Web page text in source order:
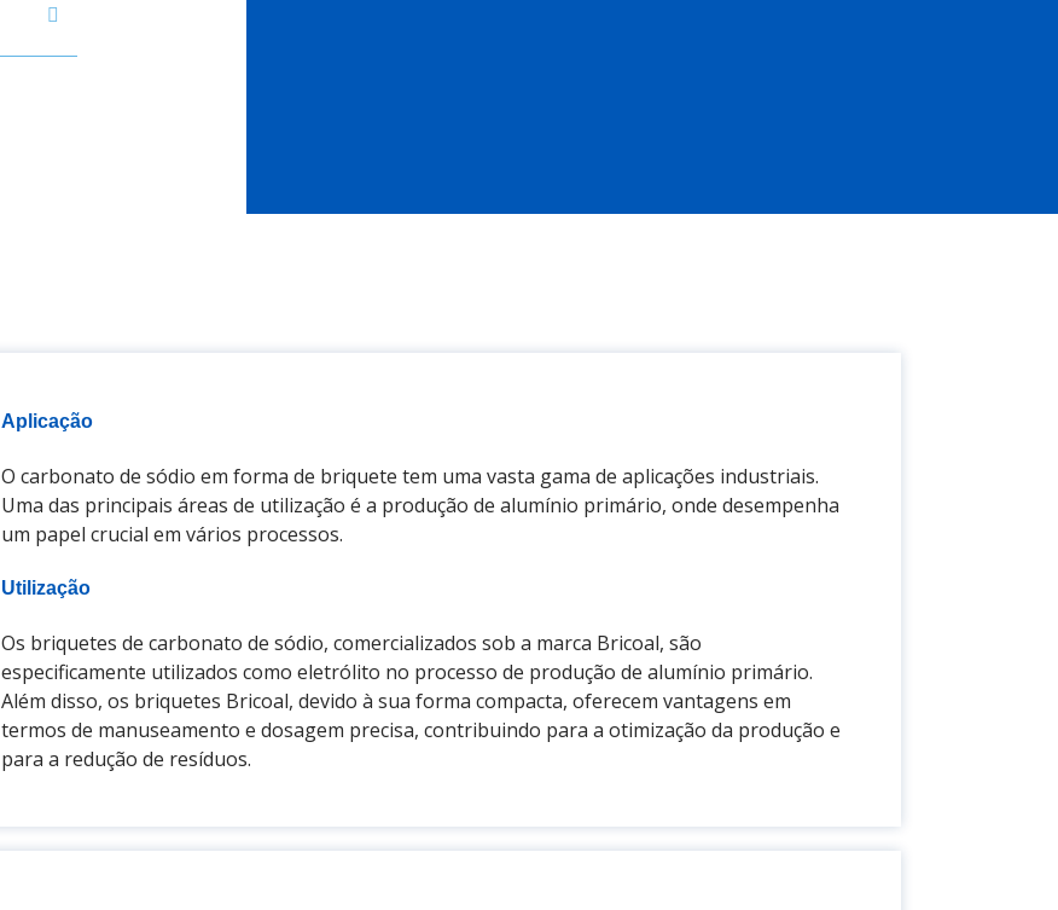
Aplicação
O carbonato de sódio em forma de briquete tem uma vasta gama de aplicações industriais.
Uma das principais áreas de utilização é a produção de alumínio primário, onde desempenha
um papel crucial em vários processos.
Utilização
Os briquetes de carbonato de sódio, comercializados sob a marca Bricoal, são
especificamente utilizados como eletrólito no processo de produção de alumínio primário.
Além disso, os briquetes Bricoal, devido à sua forma compacta, oferecem vantagens em
termos de manuseamento e dosagem precisa, contribuindo para a otimização da produção e
para a redução de resíduos.